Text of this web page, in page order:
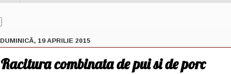
DUMINICĂ, 19 APRILIE 2015
Racitura combinata de pui si de porc